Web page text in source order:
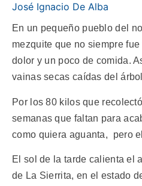
José Ignacio De Alba
En un pequeño pueblo del
mezquite que no siempre
dolor y un poco de comida.
vainas secas caídas del
Por los 80 kilos que
semanas que faltan para
como quiera aguanta, pero
El sol de la tarde calienta el
de La Sierrita, en el estado